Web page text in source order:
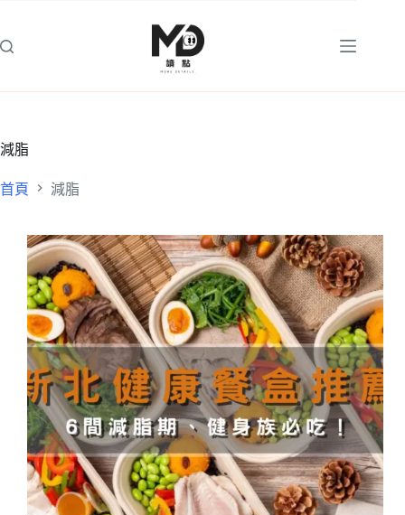
主
減脂
首頁 減脂